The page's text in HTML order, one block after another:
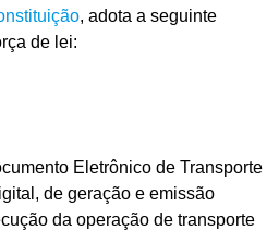
, adota a seguinte
de lei:
Eletrônico de Transporte
de geração e emissão
da operação de transporte